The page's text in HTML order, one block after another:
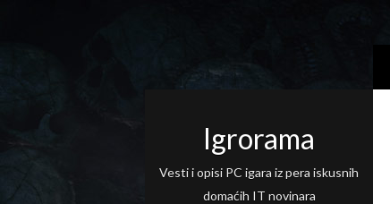
Igrorama
Vesti i opisi PC igara iz pera iskusnih
domaćih IT novinara